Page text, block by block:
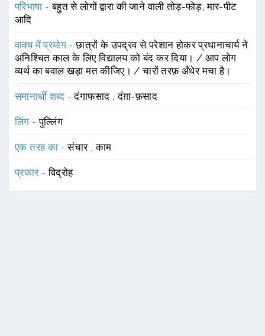
परिभाषा -बहुत से लोगों द्वारा की जाने वाली तोड़-फोड़, मार-पीट
आदि
वाक्य में प्रयोग -छात्रों के उपद्रव से परेशान होकर प्रधानाचार्य ने
अनिश्चित काल के लिए विद्यालय को बंद कर दिया। / आप लोग
व्यर्थ का बवाल खड़ा मत कीजिए। / चारों तरफ़ अँधेर मचा है।
समानार्थी शब्द -दंगाफसाद ,दंग़ा-फ़साद
लिंग -पुल्लिंग
एक तरह का -संचार ,काम
प्रकार -विद्रोह